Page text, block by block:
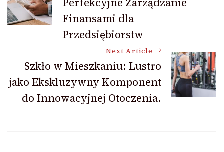
Navigation
Finansami dla
Przedsiębiorstw
Next Article
Szkło w Mieszkaniu: Lustro
jako Ekskluzywny Komponent
do Innowacyjnej Otoczenia.